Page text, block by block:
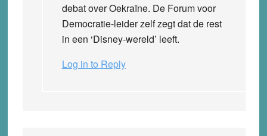
debat over Oekraïne. De Forum voor
Democratie-leider zelf zegt dat de rest
in een ‘Disney-wereld’ leeft.
Log in to Reply